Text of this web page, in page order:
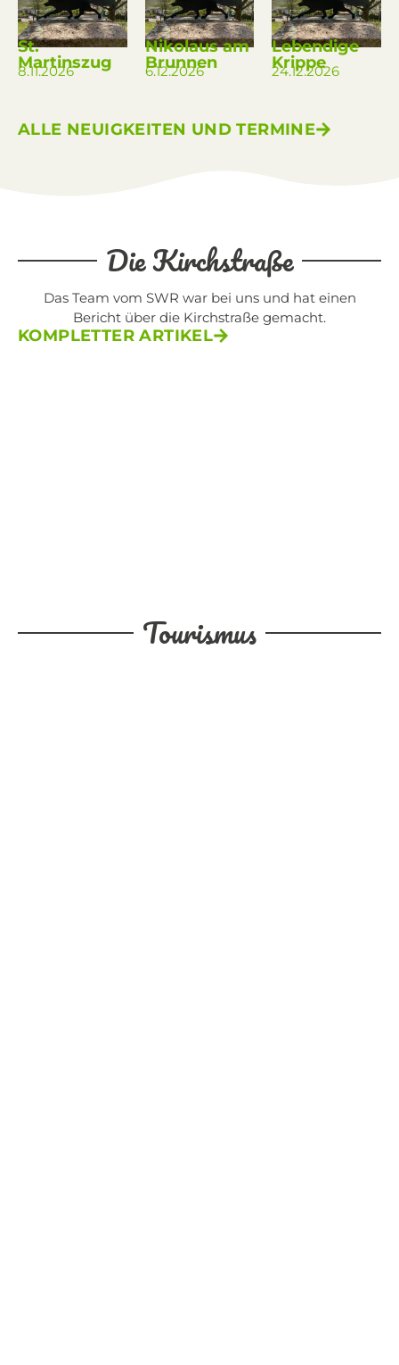
St.
Martinszug
8.11.2026
Nikolaus am
Brunnen
6.12.2026
Lebendige
Krippe
24.12.2026
ALLE NEUIGKEITEN UND TERMINE
Die Kirchstraße
Das Team vom SWR war bei uns und hat einen
Bericht über die Kirchstraße gemacht.
KOMPLETTER ARTIKEL
Tourismus